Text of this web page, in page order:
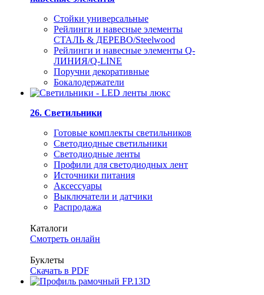
Стойки универсальные
Рейлинги и навесные элементы
СТАЛЬ & ДЕРЕВО/Steelwood
Рейлинги и навесные элементы Q-
ЛИНИЯ/Q-LINE
Поручни декоративные
Бокалодержатели
26. Светильники
Готовые комплекты светильников
Светодиодные светильники
Светодиодные ленты
Профили для светодиодных лент
Источники питания
Аксессуары
Выключатели и датчики
Распродажа
Каталоги
Смотреть онлайн
Буклеты
Скачать в PDF